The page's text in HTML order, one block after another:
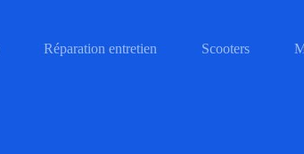
Réparation entretien Scooters